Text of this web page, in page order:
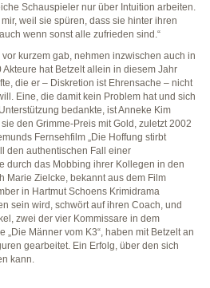
Schauspieler nur über Intuition arbeiten.
weil sie spüren, dass sie hinter ihren
wenn sonst alle zufrieden sind.“
kurzem gab, nehmen inzwischen auch in
Akteure hat Betzelt allein in diesem Jahr
die er – Diskretion ist Ehrensache – nicht
Eine, die damit kein Problem hat und sich
bedankte, ist Anneke Kim
den Grimme-Preis mit Gold, zuletzt 2002
Fernsehfilm „Die Hoffung stirbt
den authentischen Fall einer
durch das Mobbing ihrer Kollegen in den
Marie Zielcke, bekannt aus dem Film
in Hartmut Schoens Krimidrama
sein wird, schwört auf ihren Coach, und
zwei der vier Kommissare in dem
„Die Männer vom K3“, haben mit Betzelt an
gearbeitet. Ein Erfolg, über den sich
kann.